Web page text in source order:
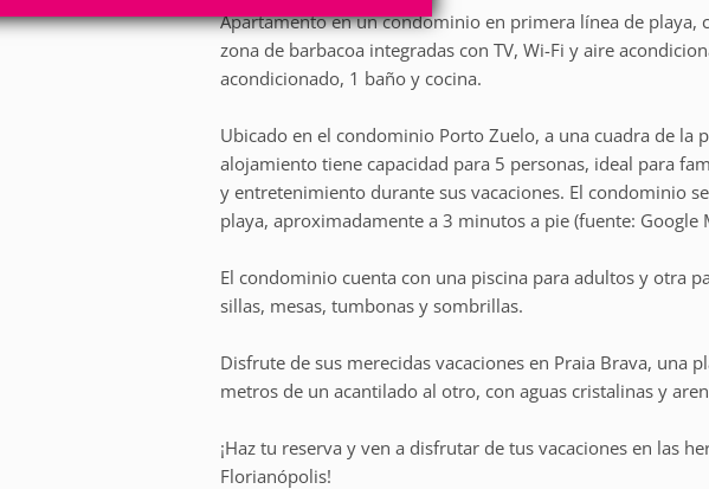
Apartamento en un condominio en primera línea de playa,
zona de barbacoa integradas con TV, Wi-Fi y aire
acondicionado, 1 baño y cocina.
Ubicado en el condominio Porto Zuelo, a una cuadra de la
alojamiento tiene capacidad para 5 personas, ideal para
y entretenimiento durante sus vacaciones. El condominio
playa, aproximadamente a 3 minutos a pie (fuente: Google
El condominio cuenta con una piscina para adultos y otra
sillas, mesas, tumbonas y sombrillas.
Disfrute de sus merecidas vacaciones en Praia Brava, una
metros de un acantilado al otro, con aguas cristalinas y
¡Haz tu reserva y ven a disfrutar de tus vacaciones en las
Florianópolis!